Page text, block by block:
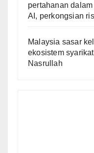
pertahanan
AI, perkongsian
Malaysia sasar
ekosistem
Nasrullah